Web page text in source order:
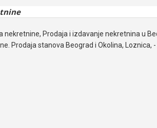
nekretnine, Prodaja i izdavanje nekretnina u
Prodaja stanova Beograd i Okolina, Loznica, -